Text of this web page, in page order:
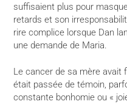
suffisaient plus pour
retards et son
rire complice lorsque Dan
une demande de Maria.
Le cancer de sa mère avait
était passée de témoin,
constante bonhomie ou «